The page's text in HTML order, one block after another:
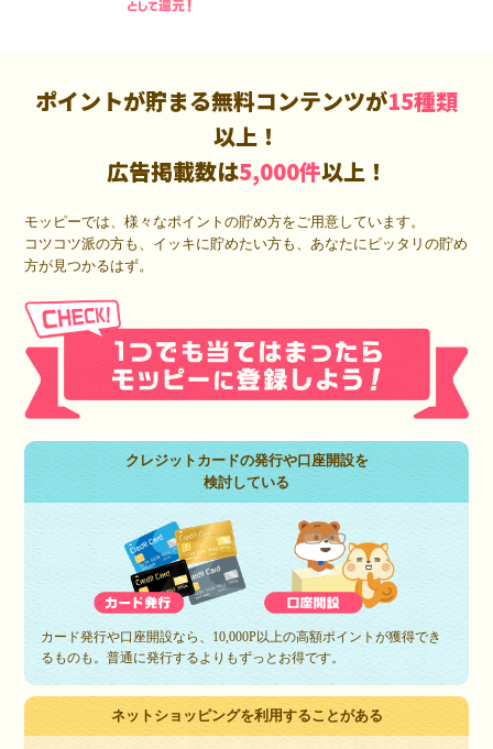
ポイントが貯まる無料コンテンツが15種類
以上！
広告掲載数は5,000件以上！
モッピーでは、様々なポイントの貯め方をご用意しています。
コツコツ派の方も、イッキに貯めたい方も、あなたにピッタリの貯め
方が見つかるはず。
クレジットカードの発行や口座開設を
検討している
カード発行や口座開設なら、10,000P以上の高額ポイントが獲得でき
るものも。普通に発行するよりもずっとお得です。
ネットショッピングを利用することがある